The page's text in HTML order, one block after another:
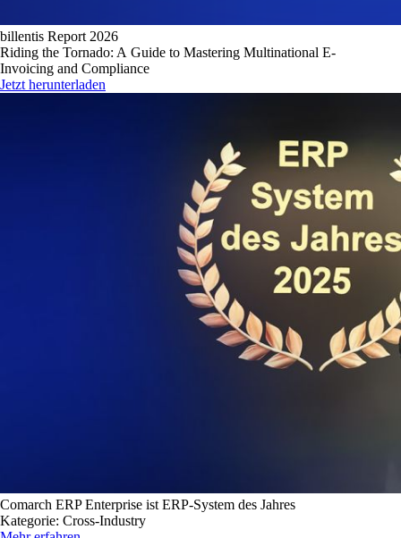
billentis Report 2026
Riding the Tornado: A Guide to Mastering Multinational E-
Invoicing and Compliance
Jetzt herunterladen
Comarch ERP Enterprise ist ERP-System des Jahres
Kategorie: Cross-Industry